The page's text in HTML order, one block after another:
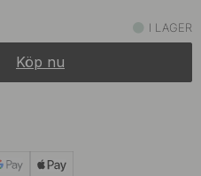
I lager
I LAGER
Köp nu